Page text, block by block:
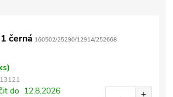
černá 160502/25290/12914/252668
do 12.8.2026